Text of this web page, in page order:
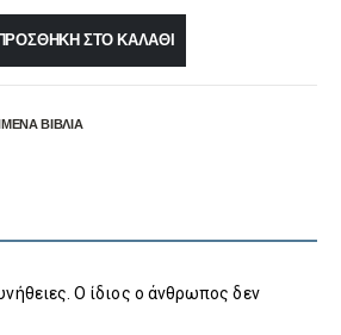
ΣΤΟ ΚΑΛΆΘΙ
ΒΙΒΛΊΑ
Ο ίδιος ο άνθρωπος δεν